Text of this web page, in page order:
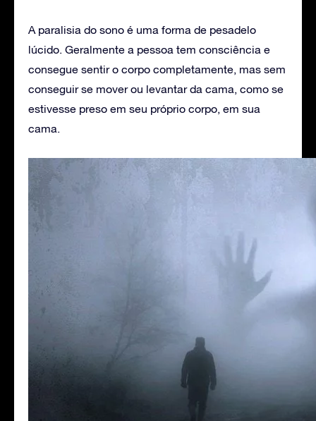
A paralisia do sono é uma forma de pesadelo
lúcido. Geralmente a pessoa tem consciência e
consegue sentir o corpo completamente, mas sem
conseguir se mover ou levantar da cama, como se
estivesse preso em seu próprio corpo, em sua
cama.